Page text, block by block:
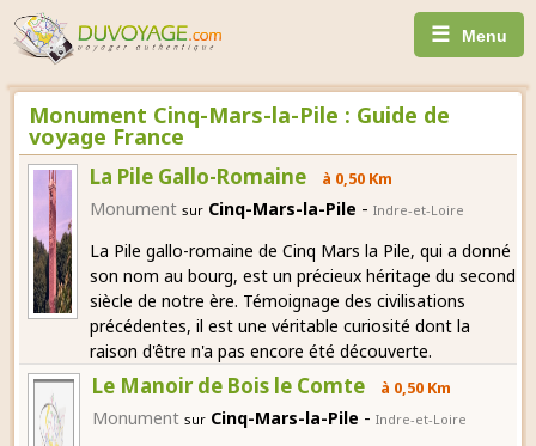
☰ Menu
Monument Cinq-Mars-la-Pile : Guide de
voyage France
La Pile Gallo-Romaine à 0,50 Km
Monument sur Cinq-Mars-la-Pile - Indre-et-Loire
La Pile gallo-romaine de Cinq Mars la Pile, qui a donné
son nom au bourg, est un précieux héritage du second
siècle de notre ère. Témoignage des civilisations
précédentes, il est une véritable curiosité dont la
raison d'être n'a pas encore été découverte.
Le Manoir de Bois le Comte à 0,50 Km
Monument sur Cinq-Mars-la-Pile - Indre-et-Loire